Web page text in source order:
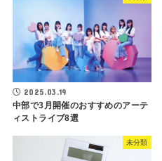
2025.03.19
中部で3月開催のおすすめのアーテ
ィストライブ8選
未分類